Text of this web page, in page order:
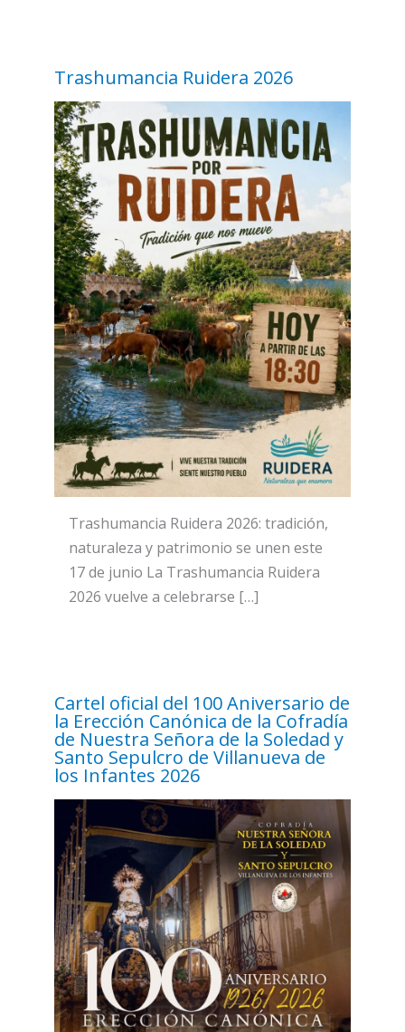
Trashumancia Ruidera 2026
Trashumancia Ruidera 2026: tradición,
naturaleza y patrimonio se unen este
17 de junio La Trashumancia Ruidera
2026 vuelve a celebrarse […]
Cartel oficial del 100 Aniversario de
la Erección Canónica de la Cofradía
de Nuestra Señora de la Soledad y
Santo Sepulcro de Villanueva de
los Infantes 2026